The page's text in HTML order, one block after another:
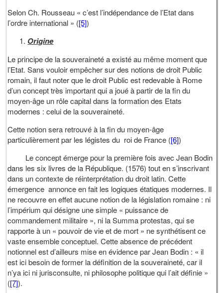
Selon Ch. Rousseau « c’est l’indépendance de l’Etat dans
l’ordre international » ([5])
Origine
Le principe de la souveraineté a existé au même moment que
l’Etat. Sans vouloir empêcher sur des notions de droit Public
romain, il faut noter que le droit Public est redevable à Rome
d’un concept très important qui a joué à partir de la fin du
moyen-âge un rôle capital dans la formation des Etats
modernes : celui de la souveraineté.
Cette notion sera retrouvé à la fin du moyen-âge
particulièrement par les légistes du roi de France ([6])
Le concept émerge pour la première fois avec Jean Bodin
dans les six livres de la République. (1576) tout en s’inscrivant
dans un contexte de réinterprétation du droit latin. Cette
émergence annonce en fait les logiques étatiques modernes. Il
ne recouvre en effet aucune notion de la législation romaine : ni
l’impérium qui désigne une simple « puissance de
commandement militaire », ni la Summa protestas, qui se
rapporte à un « pouvoir de vie et de mort » ne synthétisent ce
vaste ensemble conceptuel. Cette absence de précédent
notionnel est d’ailleurs mise en évidence par Jean Bodin : « il
est ici besoin de former la définition de la souveraineté, car il
n’ya ici ni jurisconsulte, ni philosophe politique qui l’ait définie »
([7]).